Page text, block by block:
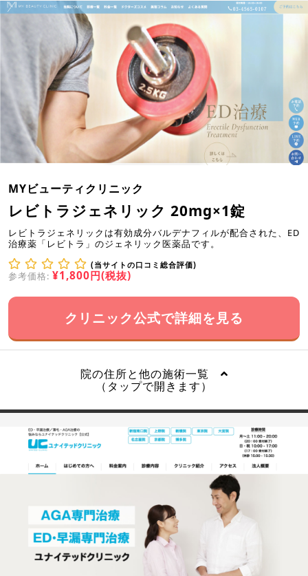
MYビューティクリニック
レビトラジェネリック 20mg×1錠
レビトラジェネリックは有効成分バルデナフィルが配合された、ED
治療薬「レビトラ」のジェネリック医薬品です。
(当サイトの口コミ総合評価)
参考価格: ¥1,800円(税抜)
クリニック公式で詳細を見る
院の住所と他の施術一覧
（タップで開きます）